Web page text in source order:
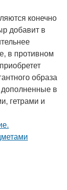
конечно
добавит в
в противном
образа
в
гетрами и